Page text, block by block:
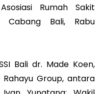
Rumah Sakit
Cabang Bali, Rabu
Bali dr. Made Koen,
Rahayu Group, antara